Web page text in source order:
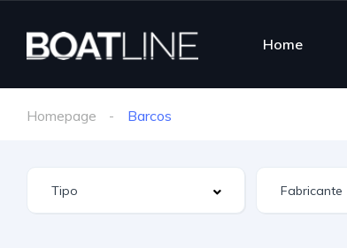
Home
Homepage Barcos